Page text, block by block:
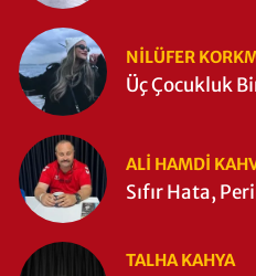
NILÜFER
Üç Çocukluk
ALI HAMDI
Sıfır Hata,
TALHA KAHYA